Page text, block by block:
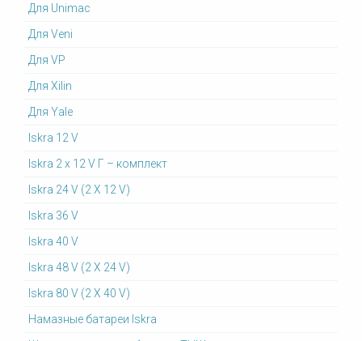
Для Unimac
Для Veni
Для VP
Для Xilin
Для Yale
Iskra 12 V
Iskra 2 x 12 V Г – комплект
Iskra 24 V (2 X 12 V)
Iskra 36 V
Iskra 40 V
Iskra 48 V (2 X 24 V)
Iskra 80 V (2 X 40 V)
Намазные батареи Iskra